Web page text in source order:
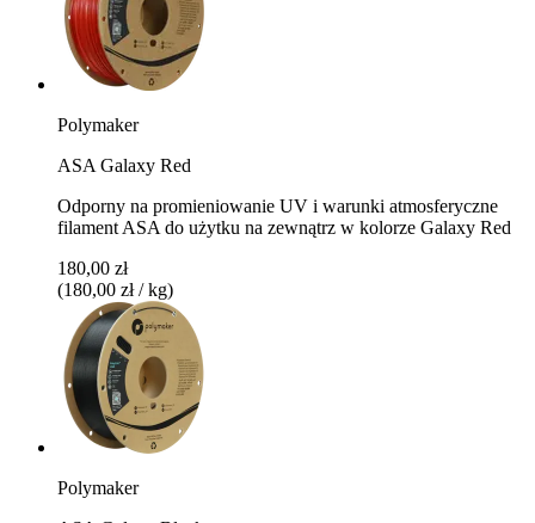
Polymaker
ASA Galaxy Red
Odporny na promieniowanie UV i warunki atmosferyczne
filament ASA do użytku na zewnątrz w kolorze Galaxy Red
180,00 zł
(180,00 zł / kg)
Polymaker